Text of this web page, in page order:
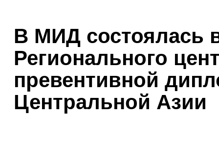
В МИД состоялась
Регионального
превентивной
Центральной Азии